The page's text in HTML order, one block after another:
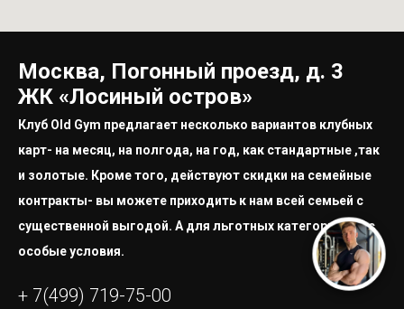
Москва, Погонный проезд, д. 3
ЖК «Лосиный остров»
Клуб Old Gym предлагает несколько вариантов клубных
карт- на месяц, на полгода, на год, как стандартные ,так
и золотые. Кроме того, действуют скидки на семейные
контракты- вы можете приходить к нам всей семьей с
существенной выгодой. А для льготных категорий у нас
особые условия.
+ 7(499) 719-75-00